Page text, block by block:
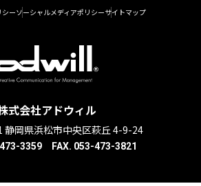
ーソーシャルメディアポリシーサイトマップ
式会社アドウィル
静岡県浜松市中央区萩丘 4-9-24
3359 FAX. 053-473-3821